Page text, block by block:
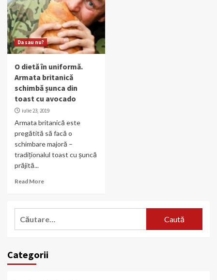
Da sau nu?
O dietă în uniformă.
Armata britanică
schimbă șunca din
toast cu avocado
iulie 23, 2019
Armata britanică este
pregătită să facă o
schimbare majoră –
tradiționalul toast cu șuncă
prăjită...
Read More
Categorii